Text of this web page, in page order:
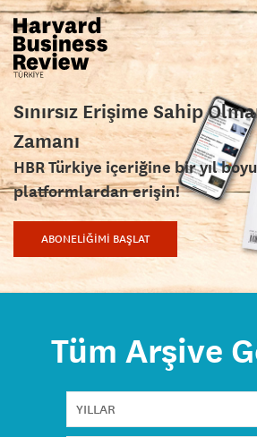
Sınırsız Erişime Sahip
Zamanı
HBR Türkiye içeriğine bir yıl
platformlardan erişin!
ABONELİĞİMİ BAŞLAT
Tüm Arşive